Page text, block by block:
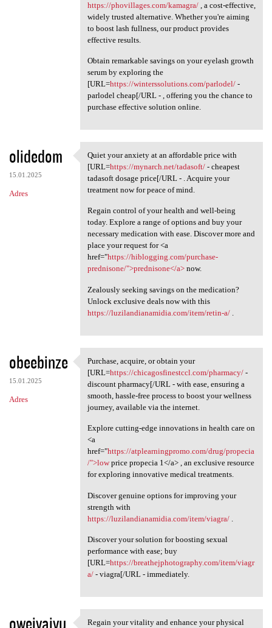
https://phovillages.com/kamagra/, a cost-effective,
widely trusted alternative. Whether you're aiming
to boost lash fullness, our product provides
effective results.
Obtain remarkable savings on your eyelash growth
serum by exploring the
[URL=https://winterssolutions.com/parlodel/-
parlodel cheap[/URL - , offering you the chance to
purchase effective solution online.
olidedom
15.01.2025
Adres
Quiet your anxiety at an
Quiet your anxiety at an affordable price with
[URL=https://mynarch.net/tadasoft/- cheapest
tadasoft dosage price[/URL - . Acquire your
treatment now for peace of mind.
Regain control of your health and well-being
today. Explore a range of options and buy your
necessary medication with ease. Discover more and
place your request for <a
href="https://hiblogging.com/purchase-
prednisone/">prednisone</a>now.
Zealously seeking savings on the medication?
Unlock exclusive deals now with this
https://luzilandianamidia.com/item/retin-a/.
obeebinze
15.01.2025
Adres
Purchase, acquire, or obtain
Purchase, acquire, or obtain your
[URL=https://chicagosfinestccl.com/pharmacy/-
discount pharmacy[/URL - with ease, ensuring a
smooth, hassle-free process to boost your wellness
journey, available via the internet.
Explore cutting-edge innovations in health care on
<a
href="https://atplearningpromo.com/drug/propecia
/">lowprice propecia 1</a> , an exclusive resource
for exploring innovative medical treatments.
Discover genuine options for improving your
strength with
https://luzilandianamidia.com/item/viagra/.
Discover your solution for boosting sexual
performance with ease; buy
[URL=https://breathejphotography.com/item/viagr
a/- viagra[/URL - immediately.
oweivaivu Regain your vitality and enhance your physical